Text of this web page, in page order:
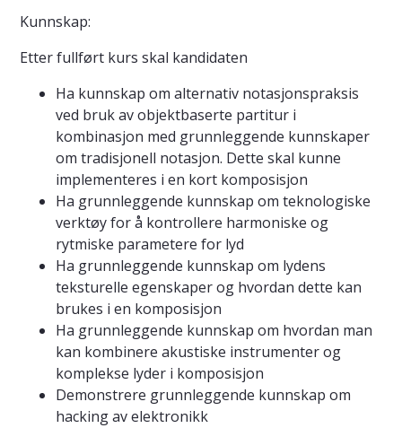
Kunnskap:
Etter fullført kurs skal kandidaten
Ha kunnskap om alternativ notasjonspraksis
ved bruk av objektbaserte partitur i
kombinasjon med grunnleggende kunnskaper
om tradisjonell notasjon. Dette skal kunne
implementeres i en kort komposisjon
Ha grunnleggende kunnskap om teknologiske
verktøy for å kontrollere harmoniske og
rytmiske parametere for lyd
Ha grunnleggende kunnskap om lydens
teksturelle egenskaper og hvordan dette kan
brukes i en komposisjon
Ha grunnleggende kunnskap om hvordan man
kan kombinere akustiske instrumenter og
komplekse lyder i komposisjon
Demonstrere grunnleggende kunnskap om
hacking av elektronikk